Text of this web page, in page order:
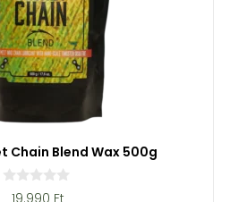
Chain Blend Wax 500g